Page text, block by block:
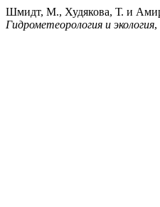
Шмидт, М., Худякова, Т. и
Гидрометеорология и экология,